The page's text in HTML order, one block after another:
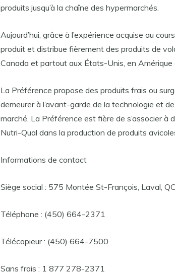
produits jusqu’à la chaîne des hypermarchés.
Aujourd’hui, grâce à l’expérience acquise au
produit et distribue fièrement des produits de
Canada et partout aux États-Unis, en Amérique
La Préférence propose des produits frais ou
demeurer à l’avant-garde de la technologie et
marché, La Préférence est fière de s’associer
Nutri-Qual dans la production de produits
Informations de contact
Siège social : 575 Montée St-François, Laval,
Téléphone : (450) 664-2371
Télécopieur : (450) 664-7500
Sans frais : 1 877 278-2371